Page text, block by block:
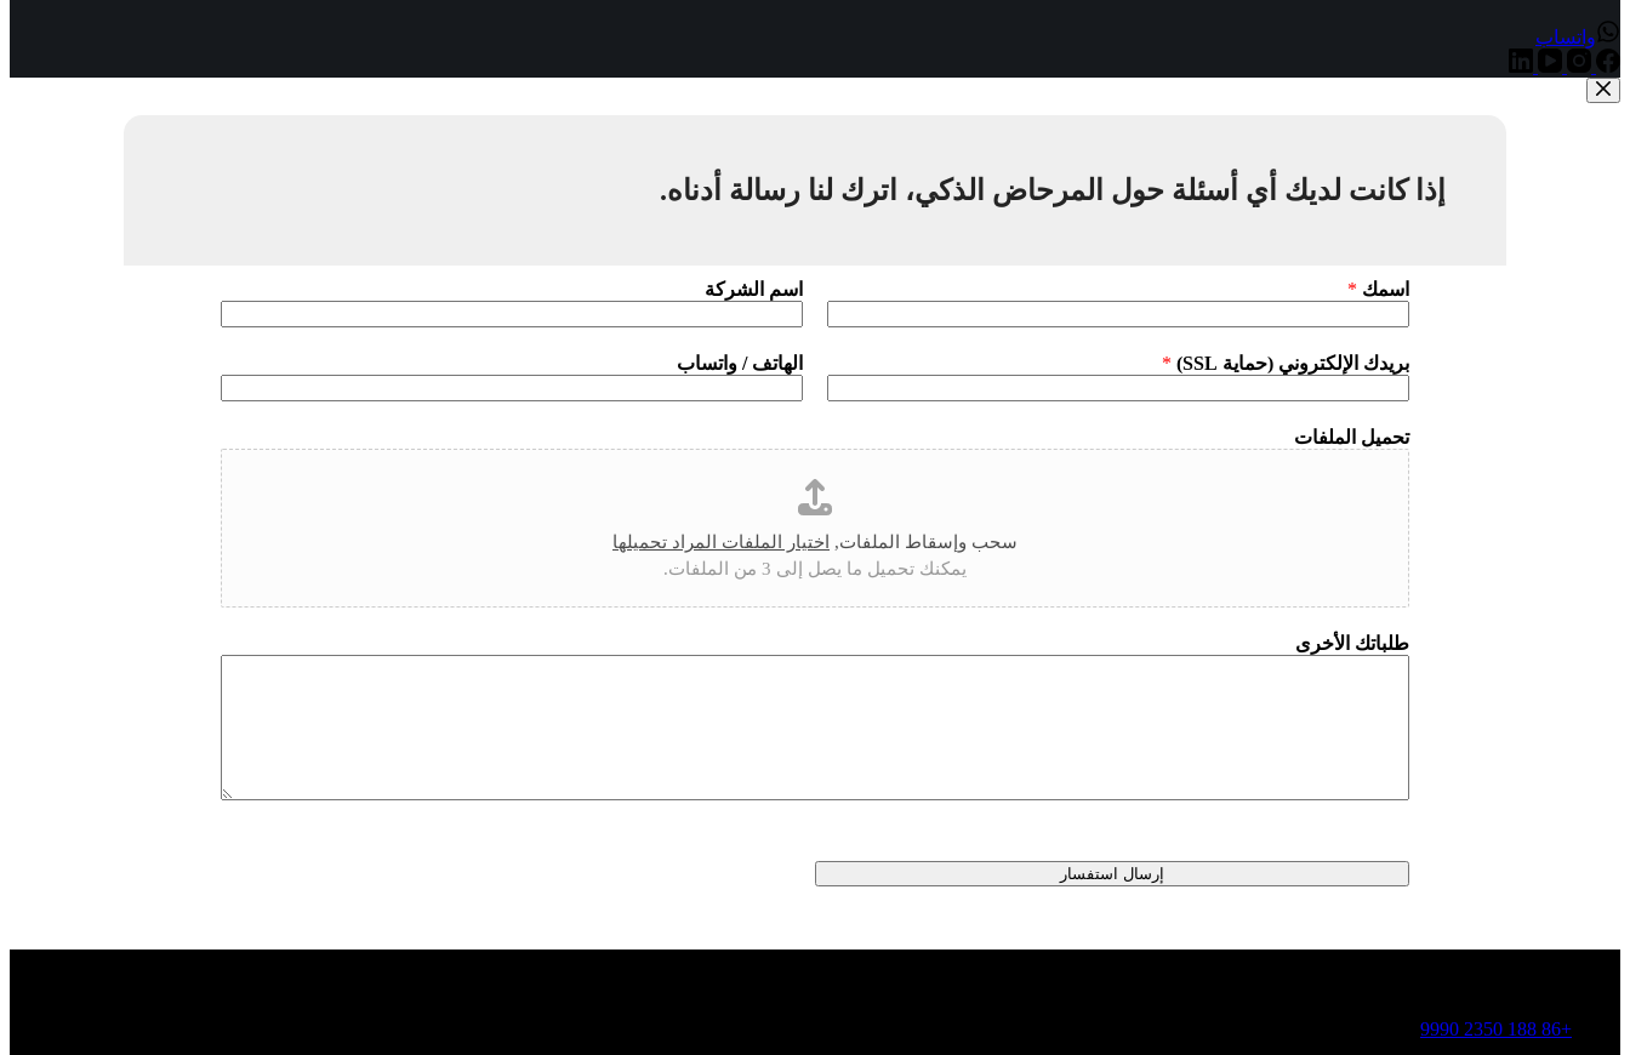
واتساب
إذا كانت لديك أي أسئلة حول المرحاض الذكي، اترك لنا رسالة أدناه.
اسمك * اسم الشركة
بريدك الإلكتروني (حماية SSL) * الهاتف / واتساب
تحميل الملفات
سحب وإسقاط الملفات,
اختيار الملفات المراد تحميلها
يمكنك تحميل ما يصل إلى 3 من الملفات.
طلباتك الأخرى
إرسال استفسار
+86 188 2350 9990